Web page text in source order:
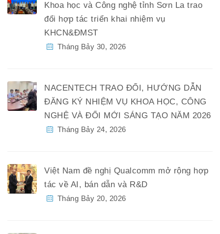
Khoa học và Công nghệ tỉnh Sơn La trao
đổi hợp tác triển khai nhiệm vụ
KHCN&ĐMST
Tháng Bảy 30, 2026
NACENTECH TRAO ĐỔI, HƯỚNG DẪN
ĐĂNG KÝ NHIỆM VỤ KHOA HỌC, CÔNG
NGHỆ VÀ ĐỔI MỚI SÁNG TẠO NĂM 2026
Tháng Bảy 24, 2026
Việt Nam đề nghị Qualcomm mở rộng hợp
tác về AI, bán dẫn và R&D
Tháng Bảy 20, 2026